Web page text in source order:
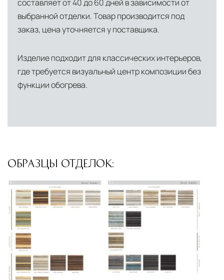
месту назначения с соблюдением сроков
Профессиональная выгрузка —
квалифицированные грузчики
специального оборудования и техники
Подъём на этажи
средств
распаковывают товар и устанавливают его в
указанное место
Вывоз упаковочного материала— полная
очистка помещения от тары и упаковки
Гарантийная проверка— осмотр товара на
предмет повреждений и дефектов при
Сроки доставки
Стандартная доставка по
составляет от 40 до 60 дней в зависимости от
выбранной отделки. Товар производится под
заказ, цена уточняется у поставщика.
Изделие подходит для классических интерьеров,
где требуется визуальный центр композиции без
функции обогрева.
ОБРАЗЦЫ ОТДЕЛОК: